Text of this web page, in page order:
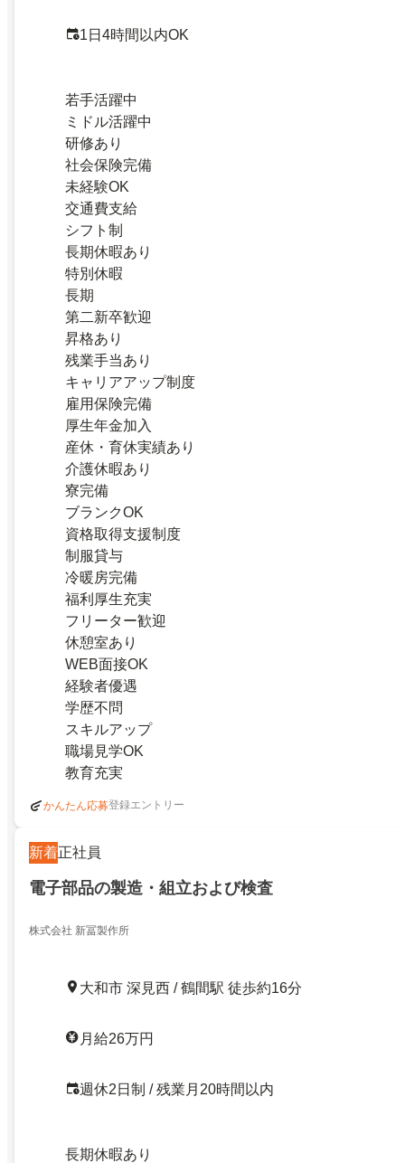
1日4時間以内OK
若手活躍中
ミドル活躍中
研修あり
社会保険完備
未経験OK
交通費支給
シフト制
長期休暇あり
特別休暇
長期
第二新卒歓迎
昇格あり
残業手当あり
キャリアアップ制度
雇用保険完備
厚生年金加入
産休・育休実績あり
介護休暇あり
寮完備
ブランクOK
資格取得支援制度
制服貸与
冷暖房完備
福利厚生充実
フリーター歓迎
休憩室あり
WEB面接OK
経験者優遇
学歴不問
スキルアップ
職場見学OK
教育充実
かんたん応募登録エントリー
新着正社員
電子部品の製造・組立および検査
株式会社 新冨製作所
大和市 深見西 / 鶴間駅 徒歩約16分
月給26万円
週休2日制 / 残業月20時間以内
長期休暇あり